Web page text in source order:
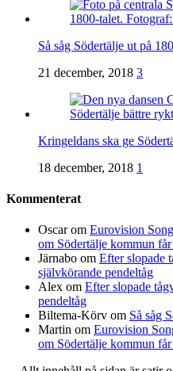
Så såg Södertälje ut på
21 december, 2018 3
Kringeldans ska ge
18 december, 2018 1
Kommenterat
Oscarom Eurovision
om Södertälje kommun får
Järnabo om Efter slopade
självkörande pendeltåg
Alex om Efter slopade
pendeltåg
Biltema-Körv om Så såg
Martin om Eurovision
om Södertälje kommun får